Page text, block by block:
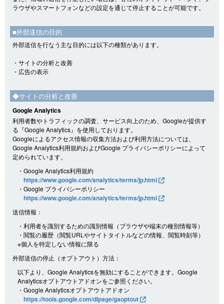
ラウザやスマートフォンなどの設定を通じて停止することが可能です。
■外部送信の目的
外部送信を行なう主な目的には以下の種類があります。
・サイトの分析と改善
・広告の表示
◆サイトの分析と改善
Google Analytics
利用者数やトラフィックの調査、サービス向上のため、Googleが提供す
る『Google Analytics』を使用しております。
Googleによるアクセス情報の収集方法および利用方法については、
Google Analytics利用規約およびGoogle プライバシーポリシーによって
定められています。
・Google Analytics利用規約
https://www.google.com/analytics/terms/jp.html
・Google プライバシーポリシー
https://www.google.com/analytics/terms/jp.html
送信情報：
・利用者を識別するための識別情報（ブラウザや端末の種別情報等）
・閲覧の履歴（閲覧URLやサイトタイトルなどの情報、閲覧時刻等）
※個人を特定しない情報に限る
外部送信の停止（オプトアウト）方法：
以下より、Google Analyticsを無効にすることができます。Google
Analyticsオプトアウトアドオンをご参照ください。
・Google Analyticsオプトアウトアドオン
https://tools.google.com/dlpage/gaoptout